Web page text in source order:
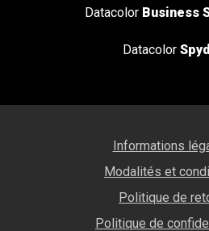
Datacolor Business
Datacolor
Informations
Modalités et
Politique de
Politique de